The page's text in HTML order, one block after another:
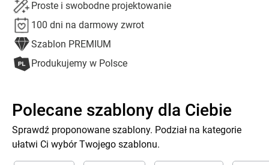
Proste i swobodne projektowanie
100 dni na darmowy zwrot
Szablon PREMIUM
Produkujemy w Polsce
Polecane szablony dla Ciebie
Sprawdź proponowane szablony. Podział na kategorie
ułatwi Ci wybór Twojego szablonu.